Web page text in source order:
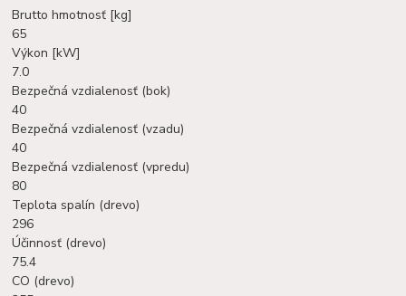
Brutto hmotnosť [kg]
65
Výkon [kW]
7.0
Bezpečná vzdialenosť (bok)
40
Bezpečná vzdialenosť (vzadu)
40
Bezpečná vzdialenosť (vpredu)
80
Teplota spalín (drevo)
296
Účinnosť (drevo)
75.4
CO (drevo)